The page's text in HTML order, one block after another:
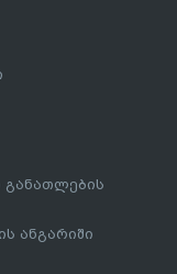
ანგარიში